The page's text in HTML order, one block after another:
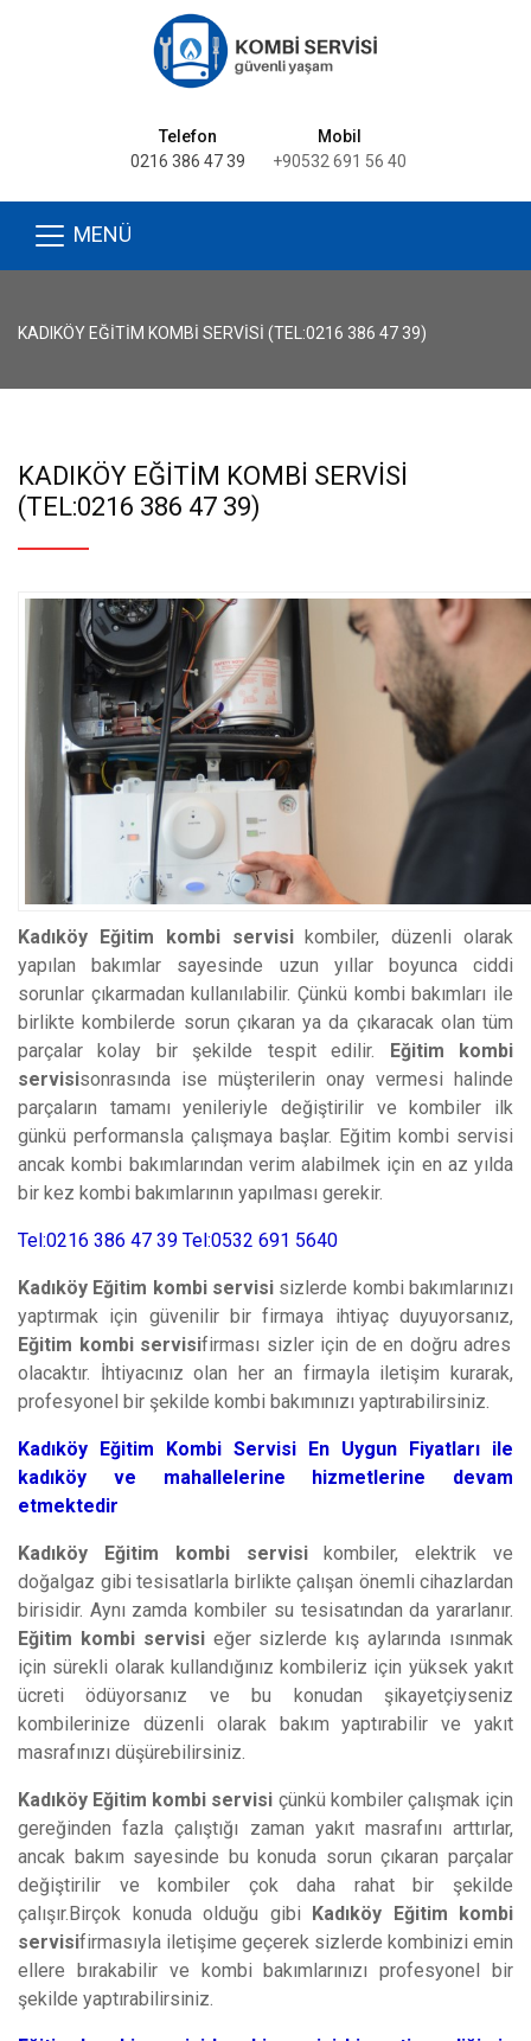
Telefon
0216 386 47 39
Mobil
+90532 691 56 40
MENÜ
KADIKÖY EĞITIM KOMBI SERVISI (TEL:0216 386 47 39)
KADIKÖY EĞITIM KOMBI SERVISI
(TEL:0216 386 47 39)
Kadıköy Eğitim kombi servisikombiler, düzenli olarak
yapılan bakımlar sayesinde uzun yıllar boyunca ciddi
sorunlar çıkarmadan kullanılabilir. Çünkü kombi bakımları ile
birlikte kombilerde sorun çıkaran ya da çıkaracak olan tüm
parçalar kolay bir şekilde tespit edilir.
Eğitim kombi
servisisonrasında ise müşterilerin onay vermesi halinde
parçaların tamamı yenileriyle değiştirilir ve kombiler ilk
günkü performansla çalışmaya başlar. Eğitim kombi servisi
ancak kombi bakımlarından verim alabilmek için en az yılda
bir kez kombi bakımlarının yapılması gerekir.
Tel:0216 386 47 39 Tel:0532 691 5640
Kadıköy Eğitim kombi servisi sizlerde kombi bakımlarınızı
yaptırmak için güvenilir bir firmaya ihtiyaç duyuyorsanız,
Eğitim kombi servisifirması sizler için de en doğru adres
olacaktır. İhtiyacınız olan her an firmayla iletişim kurarak,
profesyonel bir şekilde kombi bakımınızı yaptırabilirsiniz.
Kadıköy Eğitim Kombi Servisi En Uygun Fiyatları ile
kadıköy ve mahallelerine hizmetlerine devam
etmektedir
Kadıköy Eğitim kombi servisi kombiler, elektrik ve
doğalgaz gibi tesisatlarla birlikte çalışan önemli cihazlardan
birisidir. Aynı zamda kombiler su tesisatından da yararlanır.
Eğitim kombi servisi eğer sizlerde kış aylarında ısınmak
için sürekli olarak kullandığınız kombileriz için yüksek yakıt
ücreti ödüyorsanız ve bu konudan şikayetçiyseniz
kombilerinize düzenli olarak bakım yaptırabilir ve yakıt
masrafınızı düşürebilirsiniz.
Kadıköy Eğitim kombi servisi çünkü kombiler çalışmak için
gereğinden fazla çalıştığı zaman yakıt masrafını arttırlar,
ancak bakım sayesinde bu konuda sorun çıkaran parçalar
değiştirilir ve kombiler çok daha rahat bir şekilde
çalışır.Birçok konuda olduğu gibi
Kadıköy Eğitim kombi
servisifirmasıyla iletişime geçerek sizlerde kombinizi emin
ellere bırakabilir ve kombi bakımlarınızı profesyonel bir
şekilde yaptırabilirsiniz.